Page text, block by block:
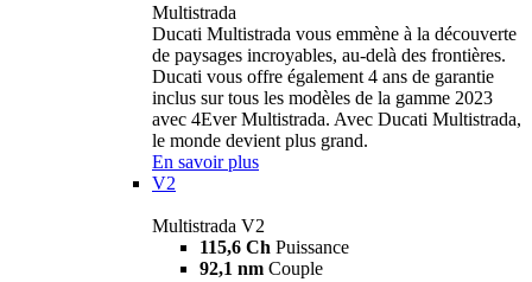
Multistrada
Ducati Multistrada vous emmène à la découverte
de paysages incroyables, au-delà des frontières.
Ducati vous offre également 4 ans de garantie
inclus sur tous les modèles de la gamme 2023
avec 4Ever Multistrada. Avec Ducati Multistrada,
le monde devient plus grand.
En savoir plus
V2
Multistrada V2
115,6 Ch Puissance
92,1 nm Couple